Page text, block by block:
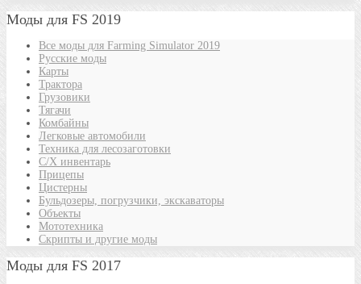
Моды для FS 2019
Все моды для Farming Simulator 2019
Русские моды
Карты
Трактора
Грузовики
Тягачи
Комбайны
Легковые автомобили
Техника для лесозаготовки
С/Х инвентарь
Прицепы
Цистерны
Бульдозеры, погрузчики, экскаваторы
Объекты
Мототехника
Скрипты и другие моды
Моды для FS 2017